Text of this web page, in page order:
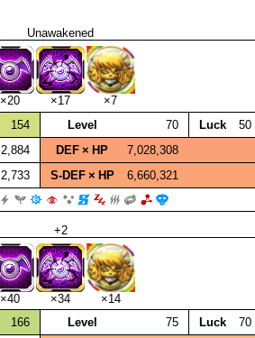
Unawakened
×20 ×17
×7
154 Level 70 Luck
50
2,884 DEF × HP
7,028,308
2,733 S‑DEF × HP 6,660,321
+2
×40 ×34
×14
166 Level 75 Luck
70